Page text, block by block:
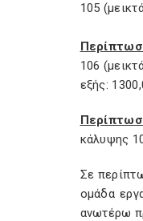
105
106
εξής:
κάλυψης
Σε
ομάδα
ανωτέρω